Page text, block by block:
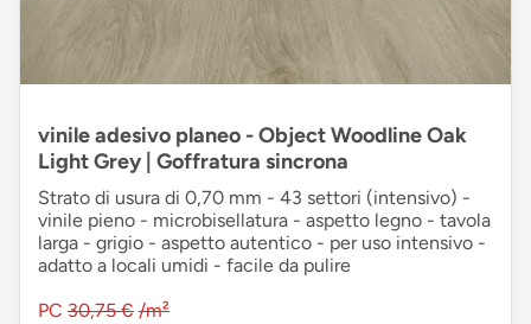
vinile adesivo planeo - Object Woodline Oak
Light Grey | Goffratura sincrona
Strato di usura di 0,70 mm - 43 settori (intensivo) -
vinile pieno - microbisellatura - aspetto legno - tavola
larga - grigio - aspetto autentico - per uso intensivo -
adatto a locali umidi - facile da pulire
PC 30,75 € /m²